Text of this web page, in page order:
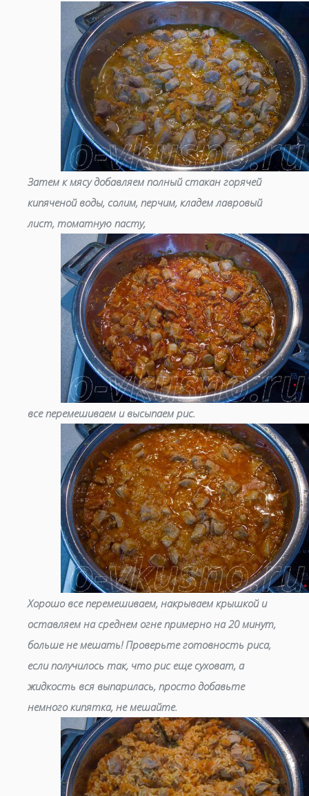
Затем к мясу добавляем полный стакан горячей
кипяченой воды, солим, перчим, кладем лавровый
лист, томатную пасту,
все перемешиваем и высыпаем рис.
Хорошо все перемешиваем, накрываем крышкой и
оставляем на среднем огне примерно на 20 минут,
больше не мешать! Проверьте готовность риса,
если получилось так, что рис еще суховат, а
жидкость вся выпарилась, просто добавьте
немного кипятка, не мешайте.